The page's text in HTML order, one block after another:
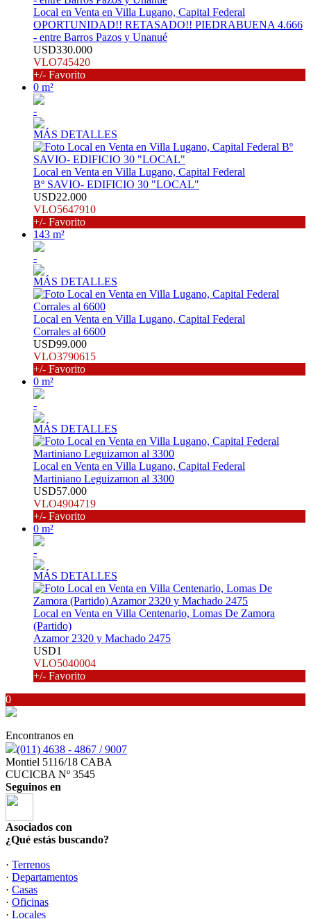
Local en Venta en Villa Lugano, Capital Federal
OPORTUNIDAD!! RETASADO!! PIEDRABUENA 4.666
- entre Barros Pazos y Unanué
USD330.000
VLO745420
+/- Favorito
0 m²
-
MÁS DETALLES
Local en Venta en Villa Lugano, Capital Federal
Bº SAVIO- EDIFICIO 30 "LOCAL"
USD22.000
VLO5647910
+/- Favorito
143 m²
-
MÁS DETALLES
Local en Venta en Villa Lugano, Capital Federal
Corrales al 6600
USD99.000
VLO3790615
+/- Favorito
0 m²
-
MÁS DETALLES
Local en Venta en Villa Lugano, Capital Federal
Martiniano Leguizamon al 3300
USD57.000
VLO4904719
+/- Favorito
0 m²
-
MÁS DETALLES
Local en Venta en Villa Centenario, Lomas De Zamora
(Partido)
Azamor 2320 y Machado 2475
USD1
VLO5040004
+/- Favorito
0
Encontranos en
(011) 4638 - 4867 / 9007
Montiel 5116/18 CABA
CUCICBA Nº 3545
Seguinos en
Asociados con
¿Qué estás buscando?
· Terrenos
· Departamentos
· Casas
· Oficinas
· Locales